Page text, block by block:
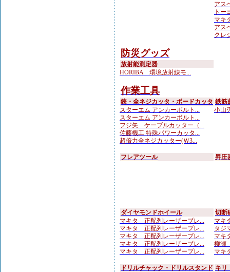
アス
トー
マキ
アス
クレ
防災グッズ
放射能測定器
HORIBA 環境放射線モ...
作業工具
鋏・全ネジカッタ・ボードカッタ
スターエム アンカーボルト...
スターエム アンカーボルト...
フジ矢 ケーブルカッター（...
佐藤機工 特殊パワーカッタ...
超倍力全ネジカッター(Ｗ3...
鉄筋
小山
フレアツール 昇圧
ダイヤモンドホイール
マキタ 正配列レーザーブレ...
マキタ 正配列レーザーブレ...
マキタ 正配列レーザーブレ...
マキタ 正配列レーザーブレ...
マキタ 正配列レーザーブレ...
切断
マキ
タジ
マキ
柳瀬
マキ
ドリルチャック・ドリルスタンド キリ